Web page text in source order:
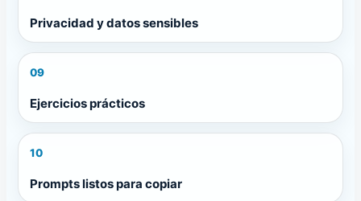
Privacidad y datos sensibles
09
Ejercicios prácticos
10
Prompts listos para copiar